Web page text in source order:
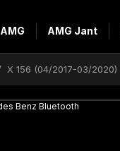
AMG AMG Jant
X 156 (04/2017-03/2020)